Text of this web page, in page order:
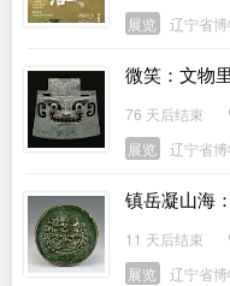
展览
辽宁省
微笑：文物
76 天后结束
展览
辽宁省
镇岳凝山海
11 天后结束
展览
辽宁省